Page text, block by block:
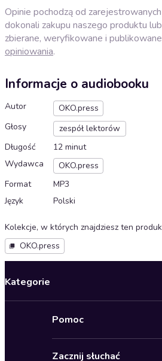
Opinie pochodzą od
dokonali zakupu naszego produktu
zbierane, weryfikowane i
opiniowania.
Informacje o audiobooku
Autor
OKO.press
Głosy
zespół lektorów
Długość
12 minut
Wydawca
OKO.press
Format
MP3
Język
Polski
Kolekcje, w których znajdziesz ten
OKO.press
Kategorie
Pomoc
Zacznij słuchać